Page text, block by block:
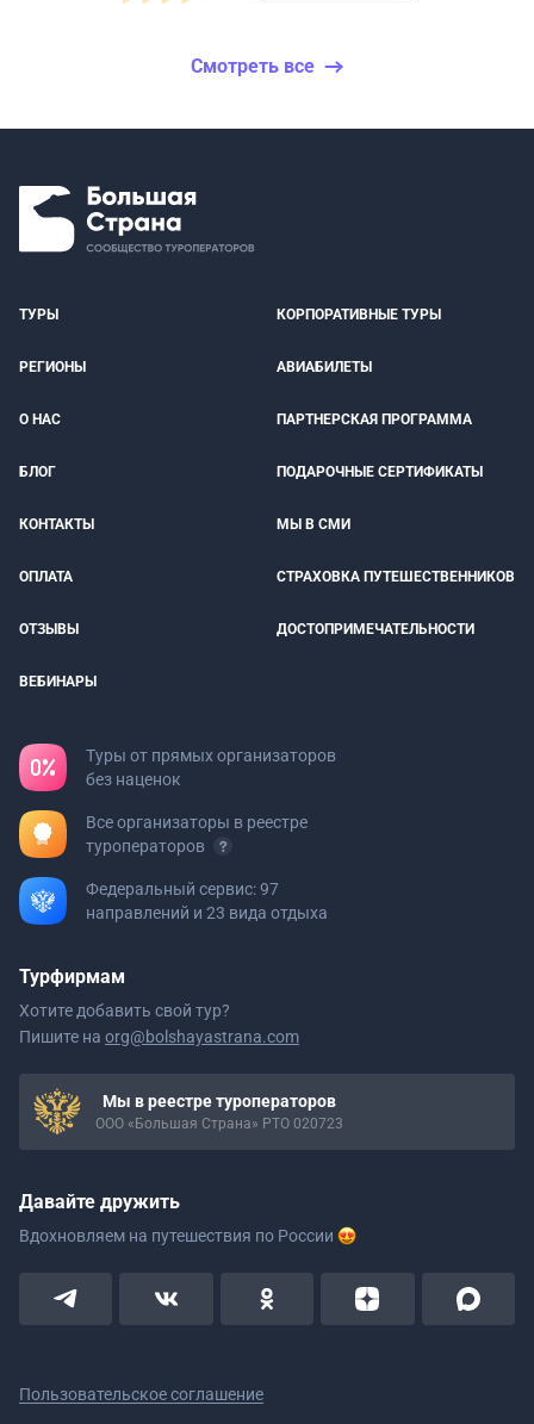
Смотреть все
ТУРЫ КОРПОРАТИВНЫЕ ТУРЫ
РЕГИОНЫ АВИАБИЛЕТЫ
О НАС ПАРТНЕРСКАЯ ПРОГРАММА
БЛОГ ПОДАРОЧНЫЕ СЕРТИФИКАТЫ
КОНТАКТЫ МЫ В СМИ
ОПЛАТА СТРАХОВКА ПУТЕШЕСТВЕННИКОВ
ОТЗЫВЫ ДОСТОПРИМЕЧАТЕЛЬНОСТИ
ВЕБИНАРЫ
Туры от прямых организаторов
без наценок
Все организаторы в реестре
туроператоров
Федеральный сервис: 97
направлений и 23 вида отдыха
Турфирмам
Хотите добавить свой тур?
Пишите на org@bolshayastrana.com
Мы в реестре туроператоров
ООО «Большая Страна» РТО 020723
Давайте дружить
Вдохновляем на путешествия по России
Пользовательское соглашение